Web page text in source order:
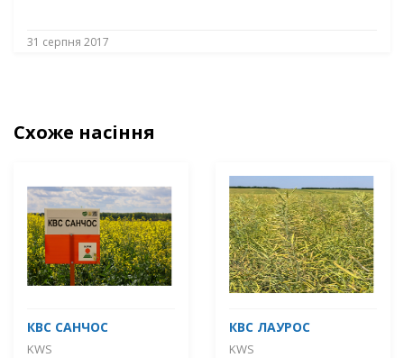
31 серпня 2017
Схоже насіння
КВС САНЧОС
KWS
КВС ЛАУРОС
KWS